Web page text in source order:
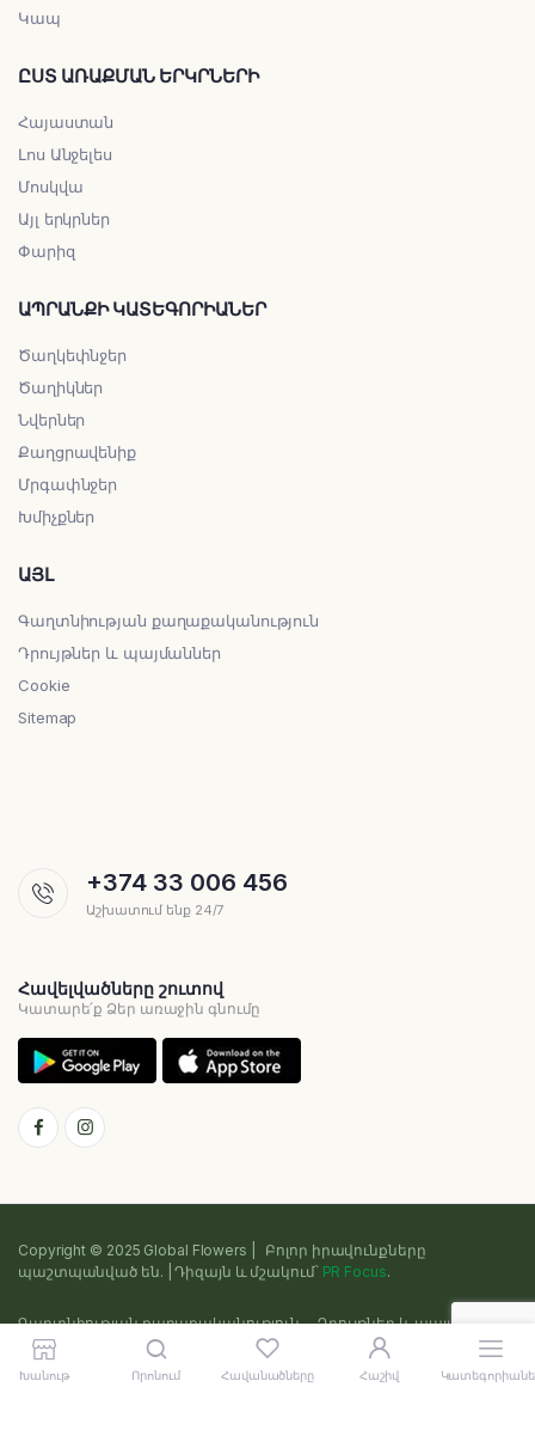
Խանութ Որոնում Հավանածները Հաշիվ
Կապ
ԸՍՏ ԱՌԱՔՄԱՆ ԵՐԿՐՆԵՐԻ
Հայաստան
Լոս Անջելես
Մոսկվա
Այլ երկրներ
Փարիզ
ԱՊՐԱՆՔԻ ԿԱՏԵԳՈՐԻԱՆԵՐ
Ծաղկեփնջեր
Ծաղիկներ
Նվերներ
Քաղցրավենիք
Մրգափնջեր
Խմիչքներ
ԱՅԼ
Գաղտնիության քաղաքականություն
Դրույթներ և պայմաններ
Cookie
Sitemap
+374 33 006 456
Աշխատում ենք 24/7
Հավելվածները շուտով
Կատարե՛ք Ձեր առաջին գնումը
Copyright © 2025 Global Flowers | Բոլոր իրավունքները
պաշտպանված են. | Դիզայն և մշակում՝ PR Focus.
Գաղտնիության քաղաքականություն
Դրույթներ և պայմաններ
Cookie
Sitemap